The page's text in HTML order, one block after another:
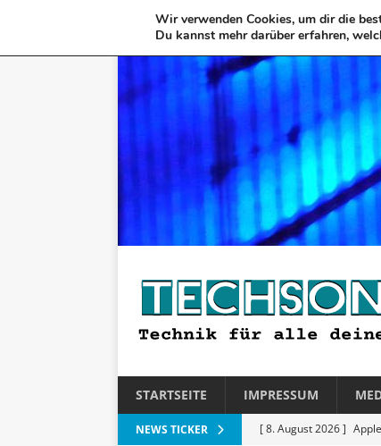
STARTSEITE IMPRESSUM
NEWS TICKER [ 8. August 2026 ]
Wir verwenden Cookies, um dir die
Du kannst mehr darüber erfahren,